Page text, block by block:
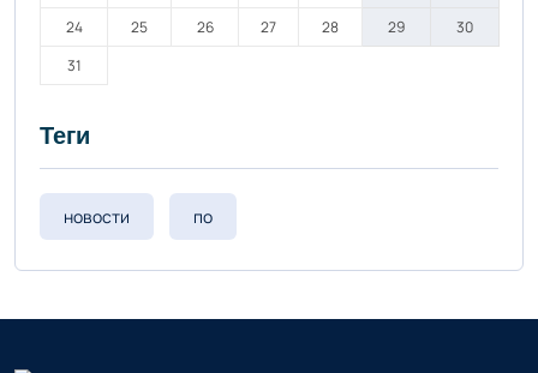
24
25 26 27 28 29
30
31
Теги
новости по